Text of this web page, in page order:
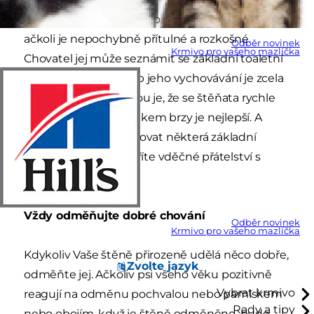
Odběr novinek
Krmivo pro vašeho mazlíčka
Odběr novinek
Krmivo pro vašeho mazlíčka
Zvolte jazyk
Vybrat krmivo
Rady a tipy
Nové štěně nepřijde s dobrým vychováním,
ačkoli je nepochybně přítulné a rozkošné.
Chovatel jej může seznámit se základní toaletní
průpravou, ale způsob jeho vychovávání je zcela
na vás. Dobrou zprávou je, že se štěňata rychle
učí, takže začít s výcvikem brzy je nejlepší. A
jestliže budete dodržovat některá základní
pravidla, rychle vytvoříte vděčné přátelství s
Vaším miláčkem.
Vždy odměňujte dobré chování
Kdykoliv Vaše štěně přirozeně udělá něco dobře,
odměňte jej. Ačkoliv psi všeho věku pozitivně
reagují na odměnu pochvalou nebo pamlskem